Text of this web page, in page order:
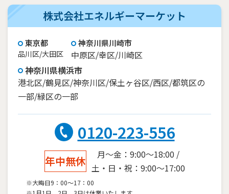
株式会社エネルギーマーケット
東京都
品川区/大田区
神奈川県川崎市
中原区/幸区/川崎区
神奈川県横浜市
港北区/鶴見区/神奈川区/保土ヶ谷区/西区/都筑区の
一部/緑区の一部
0120-223-556
年中無休
月～金：9:00～18:00 /
土・日・祝：9:00～17:00
※大晦日9：00～17：00